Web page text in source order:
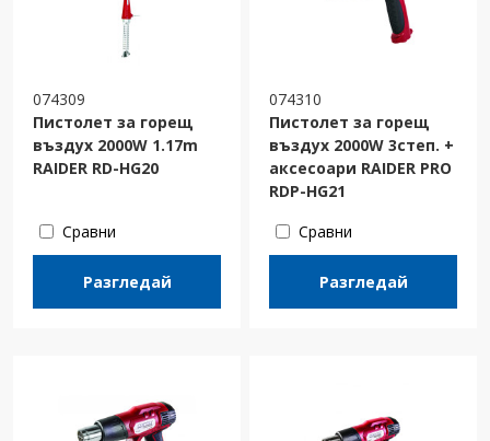
074309
Пистолет за горещ
въздух 2000W 1.17m
RAIDER RD-HG20
Сравни
Разгледай
074310
Пистолет за горещ
въздух 2000W 3степ. +
аксесоари RAIDER PRO
RDP-HG21
Сравни
Разгледай